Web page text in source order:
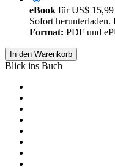
eBook fürUS$ 15,99
Sofort
Format: PDF und
In den Warenkorb
Blick ins Buch